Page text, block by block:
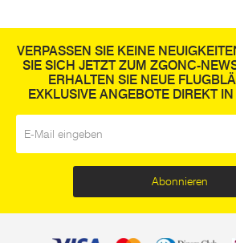
VERPASSEN SIE KEINE
SIE SICH JETZT ZUM ZGONC-
ERHALTEN SIE NEUE
EXKLUSIVE ANGEBOTE DIREKT
Abonnieren